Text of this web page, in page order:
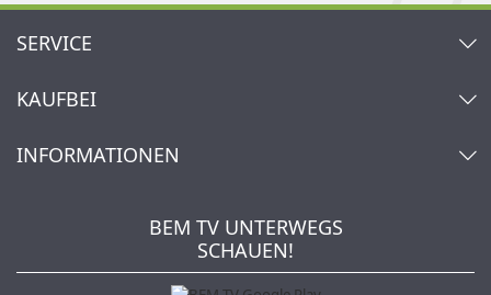
SERVICE
Warenkorb
Mein Wunschzettel
KAUFBEI
Händler & Hersteller
Affiliateprogramm
INFORMATIONEN
Zahlung und Versand
BEM TV UNTERWEGS
SCHAUEN!